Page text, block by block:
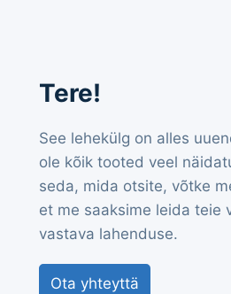
Tere!
See lehekülg on alles
ole kõik tooted veel
seda, mida otsite, võtke
et me saaksime leida teie
vastava lahenduse.
Ota yhteyttä